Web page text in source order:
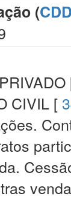
(
CIVIL [